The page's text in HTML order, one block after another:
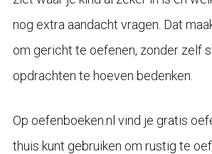
nog extra aandacht vragen. Dat
om gericht te oefenen, zonder zelf
opdrachten te hoeven bedenken.
Op oefenboeken.nl vind je gratis
thuis kunt gebruiken om rustig te